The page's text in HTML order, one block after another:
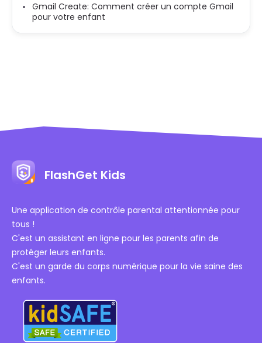
Gmail Create: Comment créer un compte Gmail
pour votre enfant
FlashGet Kids
Une application de contrôle parental attentionnée pour
tous !
C'est un assistant en ligne pour les parents afin de
protéger leurs enfants.
C'est un garde du corps numérique pour la vie saine des
enfants.